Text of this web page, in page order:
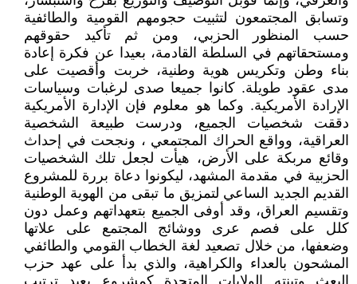
وتسابق المجتمعون لتثبيت حجومهم القومية والطائفية
حسب المنظور الحزبي، ومن ثم تأكيد حقوقهم
ومستحقاتهم في السلطة القادمة، بعيدا عن فكرة إعادة
بناء وطن وتكريس هوية وطنية، خربت وأقصيت على
مدى عقود طويلة. كانوا جميعا صدى لرغبات وسياسات
الإرادة الأمريكية. وكما هو معلوم فإن الإدارة الأمريكية
دققت شخصيات الجميع، ودرست طبيعة الشخصية
العراقية، وواقع الحراك المجتمعي ، ونجحت في إحداث
وقائع مربكة على الأرض، هيأت لجعل تلك الشخصيات
الحزبية في مقدمة المشهد، ليكونوا دعاة بررة للمشروع
القديم الجديد الساعي لتمزيق ما تبقى من الهوية الوطنية
وتقسيم العراق، وقد أوفى الجميع بتعهداتهم وعمل دون
كلل على فصم عرى ووشائج المجتمع على علاتها
وضعفها، من خلال تصعيد لغة الخطاب القومي والطائفي
المشحون بالعداء والكراهية، والذي بدأ على عهد حزب